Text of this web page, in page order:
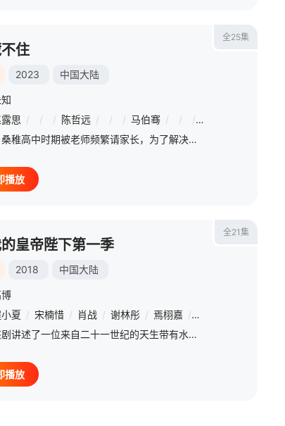
/ 金梦翼
全25集
住
2023 中国大陆
思 / / / 陈哲远 / / / 马伯骞 / / / 曾黎
桑稚高中时期被老师频繁请家长，为了解决麻烦，桑稚决定找哥哥顶包，然而兄妹见面就互怼闹僵，无奈只好求助来家中玩耍的哥哥舍友段嘉许，在桑稚的苦求要挟下，段嘉许帮桑稚去学校见老师，两人因此结缘，段嘉许从此
播放
淼 / 杨朕 / 郜宸 / 张晓晨 / 涂凌 / 刘亚津
全21集
皇帝陛下第一季
2018 中国大陆
夏 / 宋楠惜 / 肖战 / 谢林彤 / 焉栩嘉 / 赵磊
该剧讲述了一位来自二十一世纪的天生带有水逆体质的少女洛菲菲意外来到一个以星座能力为评判标准的神秘国度——黄道国，并在其中和各个星主展开缘分的奇幻故事。
播放